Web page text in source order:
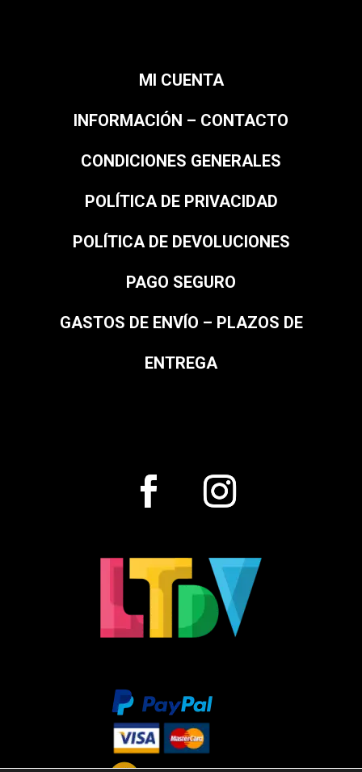
MI CUENTA
INFORMACIÓN – CONTACTO
CONDICIONES GENERALES
POLÍTICA DE PRIVACIDAD
POLÍTICA DE DEVOLUCIONES
PAGO SEGURO
GASTOS DE ENVÍO – PLAZOS DE
ENTREGA